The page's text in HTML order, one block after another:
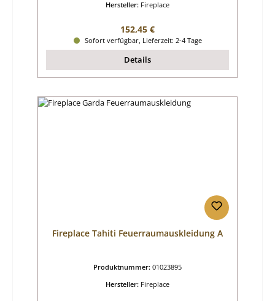
Hersteller: Fireplace
Regulärer Preis:
152,45 €
Sofort verfügbar, Lieferzeit: 2-4 Tage
Details
Fireplace Tahiti Feuerraumauskleidung A
Produktnummer: 01023895
Hersteller: Fireplace